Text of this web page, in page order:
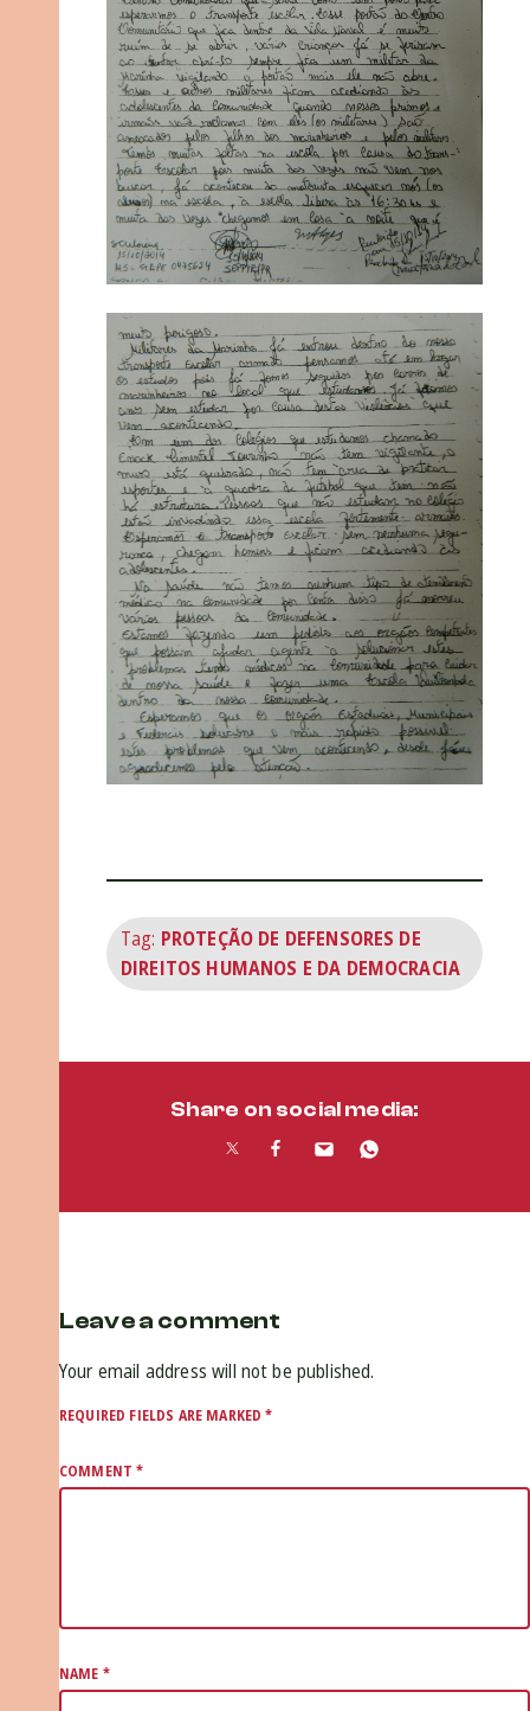
Tag: PROTEÇÃO DE DEFENSORES DE
DIREITOS HUMANOS E DA DEMOCRACIA
Share on social media:
Leave a comment
Your email address will not be published.
REQUIRED FIELDS ARE MARKED*
COMMENT*
NAME *